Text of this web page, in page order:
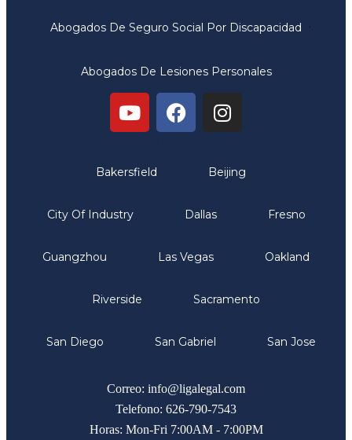
Abogados De Seguro Social Por Discapacidad
Abogados De Lesiones Personales
Bakersfield Beijing
City Of Industry Dallas Fresno
Guangzhou Las Vegas Oakland
Riverside Sacramento
San Diego San Gabriel San Jose
Correo: info@ligalegal.com
Telefono: 626-790-7543
Horas: Mon-Fri 7:00AM - 7:00PM